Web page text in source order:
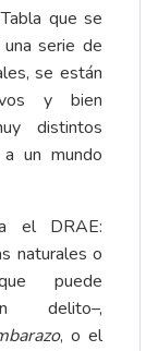
que se
serie de
se están
y bien
distintos
un mundo
el DRAE:
naturales o
puede
delito–,
, o el